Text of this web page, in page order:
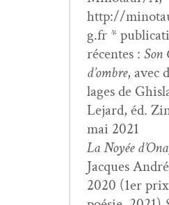
http://
g.fr *
récentes : Son
d’om­bre, avec
lages de
Lejard, éd.
mai 2021
La Noyée
Jacques
2020 (1er